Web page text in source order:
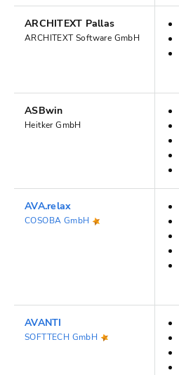
ARCHITEXT Pallas
ARCHITEXT Software GmbH
ASBwin
Heitker GmbH
AVA.relax
COSOBA GmbH
AVANTI
SOFTTECH GmbH